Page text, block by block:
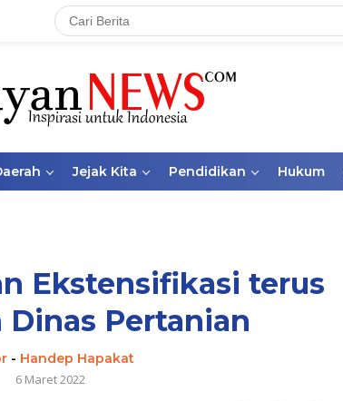
Jejak Kita Pendidikan Hukum
Ekstensifikasi terus
Pertanian
- Handep Hapakat
6 Maret 2022